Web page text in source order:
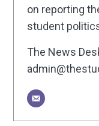
on reporting
student
The News